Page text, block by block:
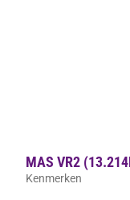
MAS VR2
Kenmerken